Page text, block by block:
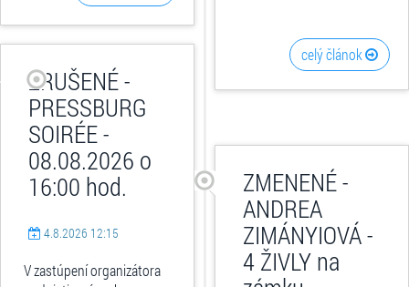
celý článok
ZRUŠENÉ -
PRESSBURG
SOIRÉE -
08.08.2026 o
16:00 hod.
4.8.2026 12:15
V zastúpení organizátora
ZMENENÉ -
ANDREA
ZIMÁNYIOVÁ -
4 ŽIVLY na